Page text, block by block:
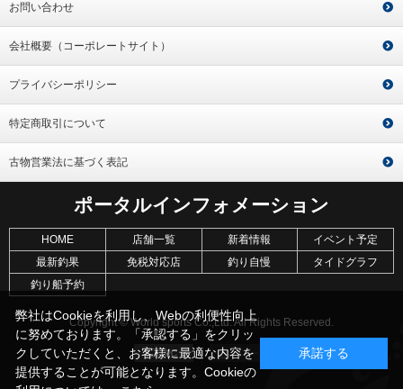
お問い合わせ
会社概要（コーポレートサイト）
プライバシーポリシー
特定商取引について
古物営業法に基づく表記
ポータルインフォメーション
HOME 店舗一覧 新着情報
イベント予定
最新釣果
免税対応店 釣り自慢
タイドグラフ
釣り船予約
Copyright © World sports Co.,Ltd. All Rights Reserved.
弊社はCookieを利用し、Webの利便性向上
に努めております。「承認する」をクリッ
クしていただくと、お客様に最適な内容を
提供することが可能となります。Cookieの
承諾する